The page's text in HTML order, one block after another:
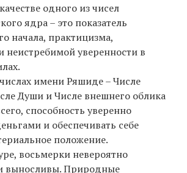
одного из чисел
ядра – это показатель
начала, практицизма,
неистребимой уверенности в
имени Ряшиде – Числе
Души и Числе внешнего облика
способность уверенно
и обеспечивать себе
положение.
восьмерки невероятно
выносливы. Природные